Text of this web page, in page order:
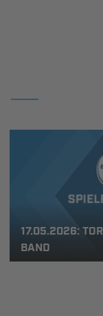
17.05.2026:
BAND